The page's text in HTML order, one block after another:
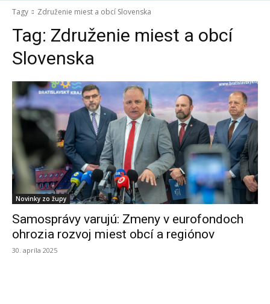
Tagy Združenie miest a obcí Slovenska
Tag: Združenie miest a obcí
Slovenska
Novinky zo župy
Samosprávy varujú: Zmeny v eurofondoch
ohrozia rozvoj miest obcí a regiónov
30. apríla 2025